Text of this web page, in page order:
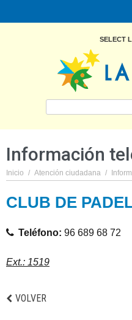
SELECT
Información
Inicio / Atención ciudadana /
CLUB DE
Teléfono: 96 689 68 72
Ext.: 1519
VOLVER